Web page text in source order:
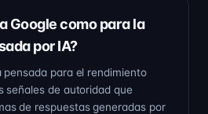
Google como para la
por IA?
para el rendimiento
señales de autoridad que
de respuestas generadas por